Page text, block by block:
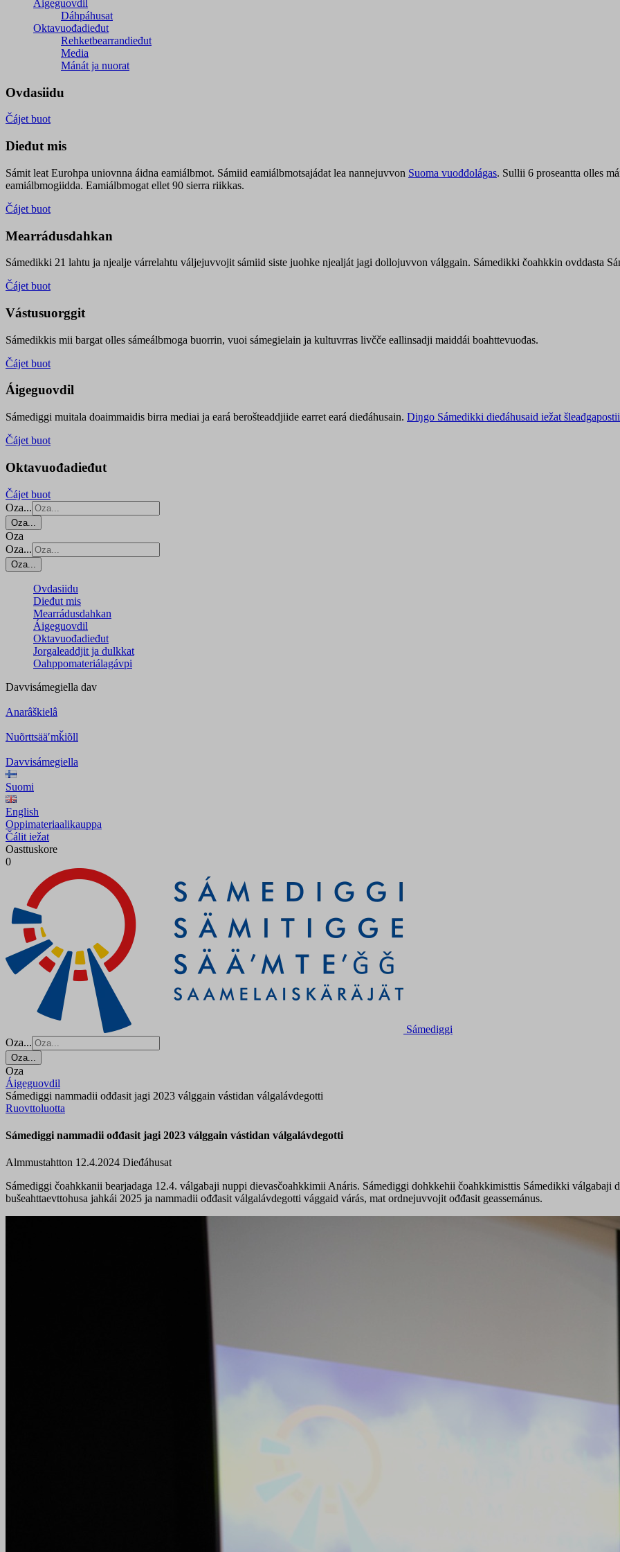
Áigeguovdil
Dáhpáhusat
Oktavuođadieđut
Rehketbearrandieđut
Media
Mánát ja nuorat
Ovdasiidu
Čájet buot
Dieđut mis
Sámit leat Eurohpa uniovnna áidna eamiálbmot. Sámiid eamiálbmotsajádat lea nannejuvvon Suoma vuođđolágas. Sullii 6 proseantta olles
eamiálbmogiidda. Eamiálbmogat ellet 90 sierra riikkas.
Čájet buot
Mearrádusdahkan
Sámedikki 21 lahtu ja njealje várrelahtu váljejuvvojit sámiid siste juohke njealját jagi dollojuvvon válggain. Sámedikki čoahkkin ovddasta
Čájet buot
Vástusuorggit
Sámedikkis mii bargat olles sámeálbmoga buorrin, vuoi sámegielain ja kultuvrras livčče eallinsadji maiddái boahttevuođas.
Čájet buot
Áigeguovdil
Sámediggi muitala doaimmaidis birra mediai ja eará berošteaddjiide earret eará dieđáhusain. Diŋgo Sámedikki dieđáhusaid iežat šleađgapostii
Čájet buot
Oktavuođadieđut
Čájet buot
Oza...
Oza...
Oza
Oza...
Oza...
Ovdasiidu
Dieđut mis
Mearrádusdahkan
Áigeguovdil
Oktavuođadieđut
Jorgaleaddjit ja dulkkat
Oahppomateriálagávpi
Davvisámegiella dav
Anarâškielâ
Nuõrttsääʹmǩiõll
Davvisámegiella
Suomi
English
Oppimateriaalikauppa
Čálit iežat
Oasttuskore
0
Sámediggi
Oza...
Oza...
Oza
Áigeguovdil
Sámediggi nammadii ođđasit jagi 2023 válggain vástidan válgalávdegotti
Ruovttoluotta
Sámediggi nammadii ođđasit jagi 2023 válggain vástidan válgalávdegotti
Almmustahtton 12.4.2024 Dieđáhusat
Sámediggi čoahkkanii bearjadaga 12.4. válgabaji nuppi dievasčoahkkimii Anáris. Sámediggi dohkkehii čoahkkimisttis Sámedikki válgabaji
bušeahttaevttohusa jahkái 2025 ja nammadii ođđasit válgalávdegotti vággaid várás, mat ordnejuvvojit ođđasit geassemánus.